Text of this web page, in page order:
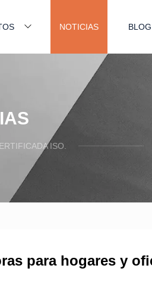
NOTICIAS BLOG
ISO.
para hogares y